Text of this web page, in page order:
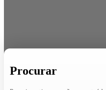
Procurar